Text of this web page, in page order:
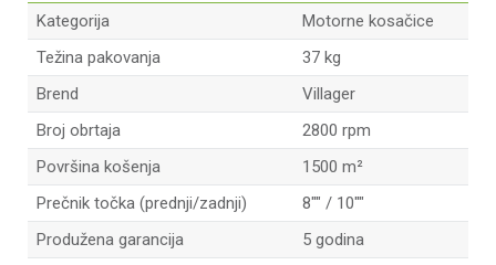
Kategorija
Motorne kosačice
Težina pakovanja
37 kg
Brend
Villager
Broj obrtaja
2800 rpm
Površina košenja
1500 m²
Prečnik točka (prednji/zadnji)
8"" / 10""
Produžena garancija
5 godina